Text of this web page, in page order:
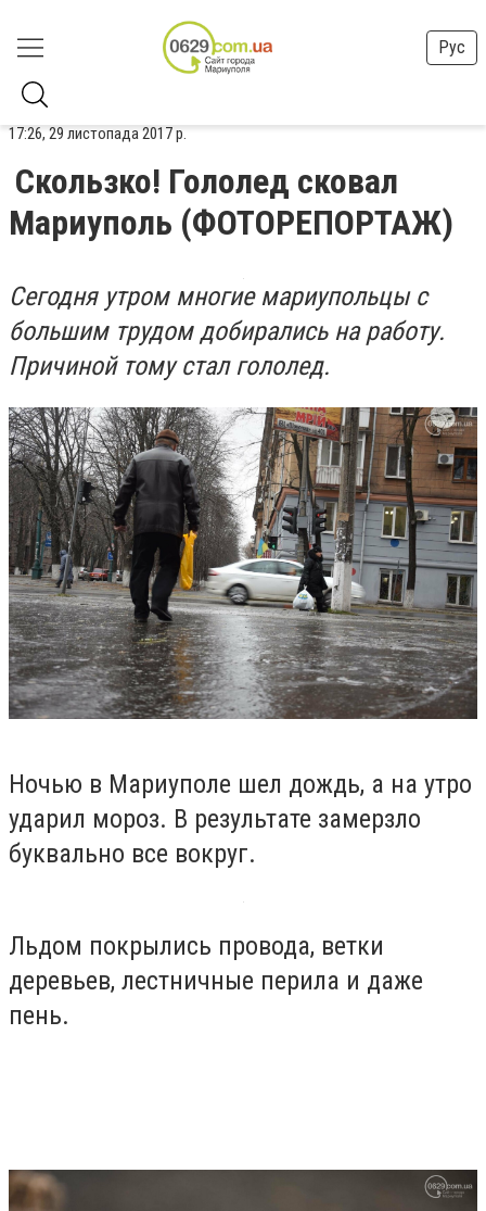
Рус
17:26, 29 листопада 2017 р.
Скользко! Гололед сковал
Мариуполь (ФОТОРЕПОРТАЖ)
Сегодня утром многие мариупольцы с
большим трудом добирались на работу.
Причиной тому стал гололед.
Ночью в Мариуполе шел дождь, а на утро
ударил мороз. В результате замерзло
буквально все вокруг.
Льдом покрылись провода, ветки
деревьев, лестничные перила и даже
пень.